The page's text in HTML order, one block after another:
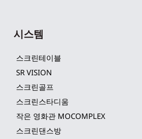
시스템
스크린테이블
SR VISION
스크린골프
스크린스타디움
작은 영화관 MOCOMPLEX
스크린댄스방